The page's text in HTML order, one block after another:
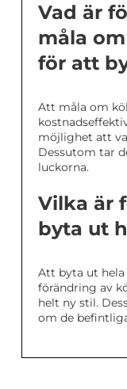
Vad är
måla
för att
Att måla om
möjlighet att
Dessutom tar
luckorna.
Vilka är
byta ut
Att byta ut
förändring av
helt ny stil.
om de